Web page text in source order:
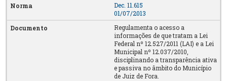
Dec. 11.615
01/07/2013
Regulamenta o acesso a
informações de que tratam a Lei
Federal nº 12.527/2011 (LAI) e a Lei
Municipal nº 12.037/2010,
disciplinando a transparência ativa
e passiva no âmbito do Município
de Juiz de Fora.